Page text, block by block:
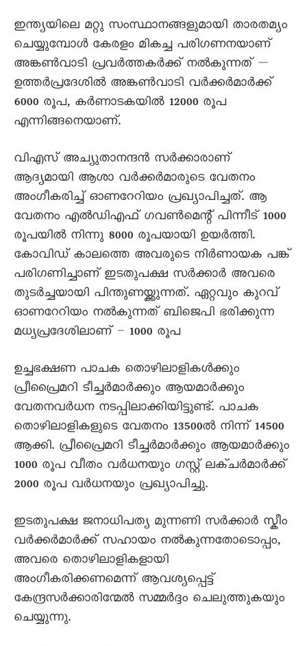
ഇന്ത്യയിലെ മറ്റു സംസ്ഥാനങ്ങളുമായി താരതമ്യം
ചെയ്യുമ്പോൾ കേരളം മികച്ച പരിഗണനയാണ്
അങ്കൺവാടി പ്രവർത്തകർക്ക് നൽകുന്നത് —
ഉത്തർപ്രദേശിൽ അങ്കൺവാടി വർക്കർമാർക്ക്
6000 രൂപ, കർണാടകയിൽ 12000 രൂപ
എന്നിങ്ങനെയാണ്.
വിഎസ് അച്യുതാനന്ദൻ സർക്കാരാണ്
ആദ്യമായി ആശാ വർക്കർമാരുടെ വേതനം
അംഗീകരിച്ച് ഓണറേറിയം പ്രഖ്യാപിച്ചത്. ആ
വേതനം എൽഡിഎഫ് ഗവൺമെന്റ് പിന്നീട് 1000
രൂപയിൽ നിന്നു 8000 രൂപയായി ഉയർത്തി.
കോവിഡ് കാലത്തെ അവരുടെ നിർണായക പങ്ക്
പരിഗണിച്ചാണ് ഇടതുപക്ഷ സർക്കാർ അവരെ
തുടർച്ചയായി പിന്തുണയ്ക്കുന്നത്. ഏറ്റവും കുറവ്
ഓണറേറിയം നൽകുന്നത് ബിജെപി ഭരിക്കുന്ന
മധ്യപ്രദേശിലാണ് – 1000 രൂപ
ഉച്ചഭക്ഷണ പാചക തൊഴിലാളികൾക്കും
പ്രീപ്രൈമറി ടീച്ചർമാർക്കും ആയമാർക്കും
വേതനവർധന നടപ്പിലാക്കിയിട്ടുണ്ട്. പാചക
തൊഴിലാളികളുടെ വേതനം 13500ൽ നിന്ന് 14500
ആക്കി. പ്രീപ്രൈമറി ടീച്ചർമാർക്കും ആയമാർക്കും
1000 രൂപ വീതം വർധനയും ഗസ്റ്റ് ലക്ചർമാർക്ക്
2000 രൂപ വർധനയും പ്രഖ്യാപിച്ചു.
ഇടതുപക്ഷ ജനാധിപത്യ മുന്നണി സർക്കാർ സ്കീം
വർക്കർമാർക്ക് സഹായം നൽകുന്നതോടൊപ്പം,
അവരെ തൊഴിലാളികളായി
അംഗീകരിക്കണമെന്ന് ആവശ്യപ്പെട്ട്
കേന്ദ്രസർക്കാരിന്മേൽ സമ്മർദ്ദം ചെലുത്തുകയും
ചെയ്യുന്നു.